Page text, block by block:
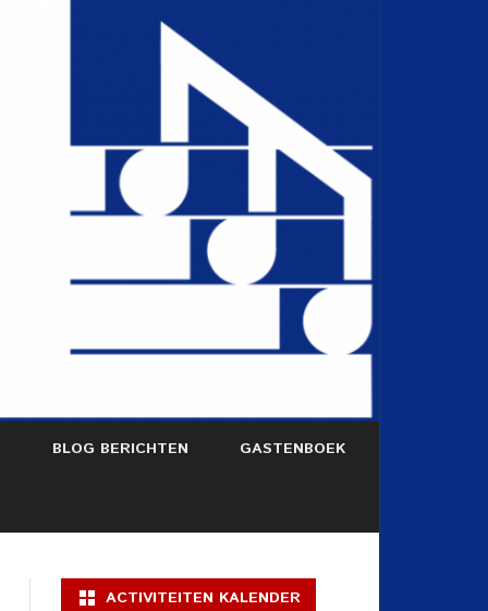
BLOG BERICHTEN GASTENBOEK
ACTIVITEITEN KALENDER